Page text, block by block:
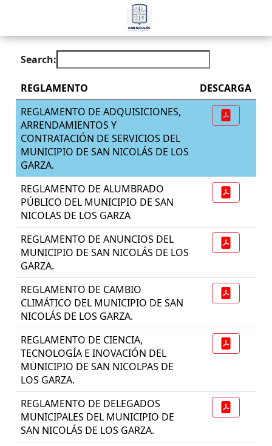
Search:
REGLAMENTO
DESCARGA
REGLAMENTO DE ADQUISICIONES,
ARRENDAMIENTOS Y
CONTRATACIÓN DE SERVICIOS DEL
MUNICIPIO DE SAN NICOLÁS DE LOS
GARZA.
REGLAMENTO DE ALUMBRADO
PÚBLICO DEL MUNICIPIO DE SAN
NICOLAS DE LOS GARZA
REGLAMENTO DE ANUNCIOS DEL
MUNICIPIO DE SAN NICOLÁS DE LOS
GARZA.
REGLAMENTO DE CAMBIO
CLIMÁTICO DEL MUNICIPIO DE SAN
NICOLÁS DE LOS GARZA.
REGLAMENTO DE CIENCIA,
TECNOLOGÍA E INOVACIÓN DEL
MUNICIPIO DE SAN NICOLPAS DE
LOS GARZA.
REGLAMENTO DE DELEGADOS
MUNICIPALES DEL MUNICIPIO DE
SAN NICOLÁS DE LOS GARZA.